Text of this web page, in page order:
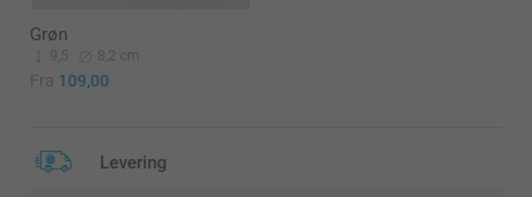
Grøn
9,5 8,2 cm
Fra 109,00
Levering